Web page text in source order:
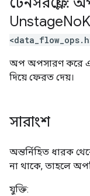
UnstageNo
অপ অপসারণ করে
দিয়ে ফেরত দেয়।
সারাংশ
অন্তর্নিহিত ধারক
না থাকে, তাহলে
যুক্তি: